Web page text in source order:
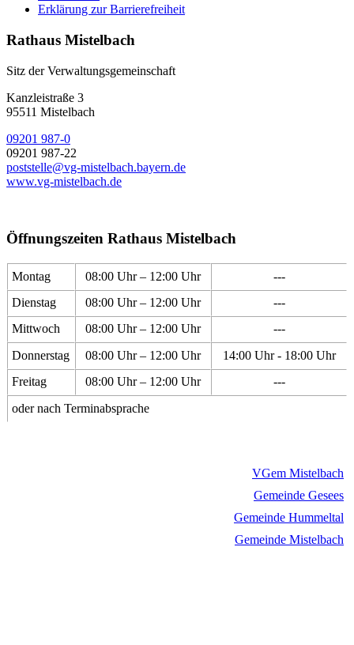
Erklärung zur Barrierefreiheit
Rathaus Mistelbach
Sitz der Verwaltungsgemeinschaft
Kanzleistraße 3
95511 Mistelbach
09201 987-0
09201 987-22
poststelle@vg-mistelbach.bayern.de
www.vg-mistelbach.de
Öffnungszeiten Rathaus Mistelbach
Montag 08:00 Uhr – 12:00 Uhr
---
Dienstag
08:00 Uhr – 12:00 Uhr
---
Mittwoch
08:00 Uhr – 12:00 Uhr
---
Donnerstag
08:00 Uhr – 12:00 Uhr
14:00 Uhr - 18:00 Uhr
Freitag
08:00 Uhr – 12:00 Uhr
---
oder nach Terminabsprache
VGem Mistelbach
Gemeinde Gesees
Gemeinde Hummeltal
Gemeinde Mistelbach